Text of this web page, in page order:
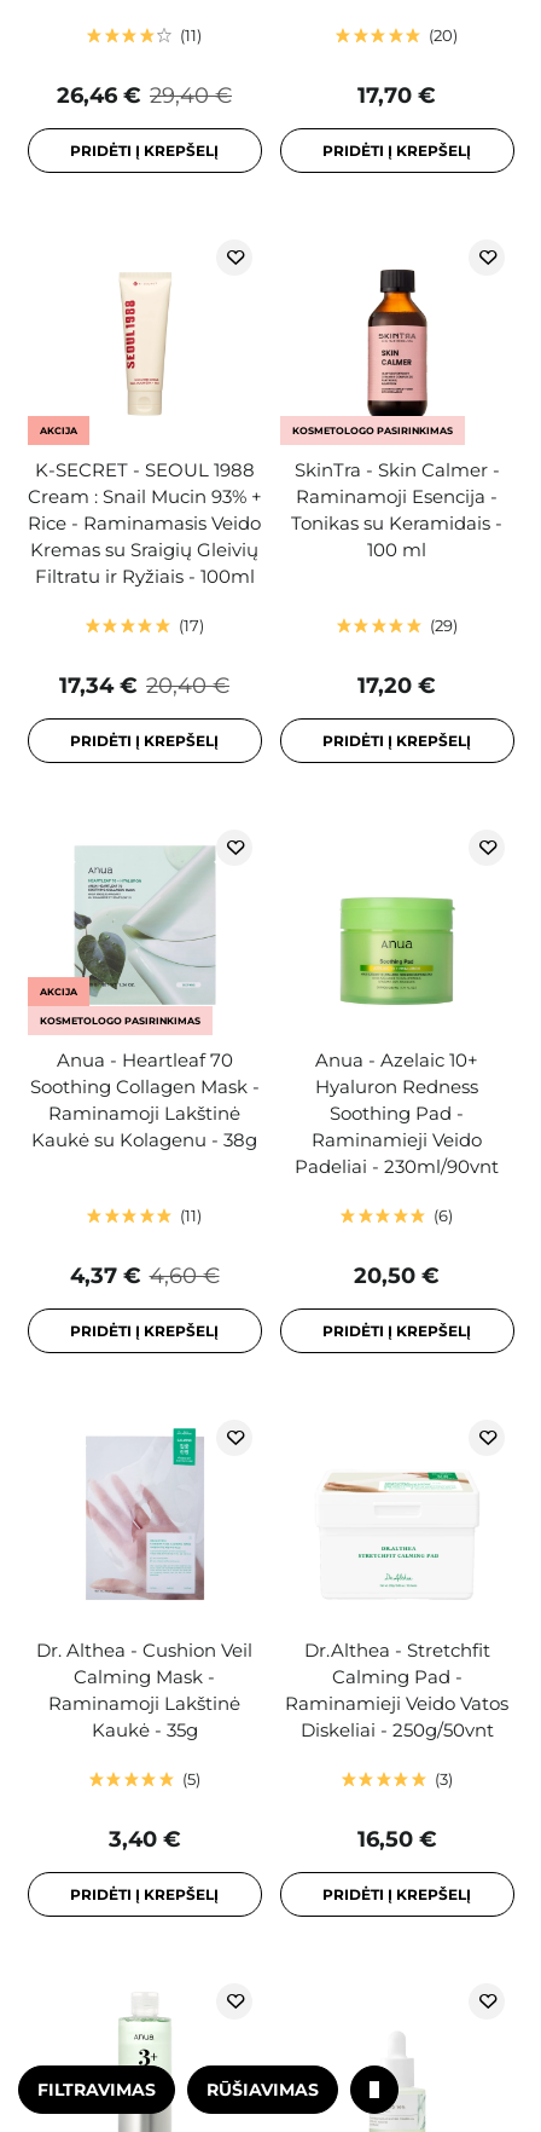
11
29,40 €
26,46 €
PRIDĖTI Į KREPŠELĮ
20
17,70 €
PRIDĖTI Į KREPŠELĮ
AKCIJA
K-SECRET - SEOUL 1988
Cream : Snail Mucin 93% +
Rice - Raminamasis Veido
Kremas su Sraigių Gleivių
Filtratu ir Ryžiais - 100ml
17
20,40 €
17,34 €
PRIDĖTI Į KREPŠELĮ
KOSMETOLOGO PASIRINKIMAS
SkinTra - Skin Calmer -
Raminamoji Esencija -
Tonikas su Keramidais -
100 ml
29
17,20 €
PRIDĖTI Į KREPŠELĮ
AKCIJA
KOSMETOLOGO PASIRINKIMAS
Anua - Heartleaf 70
Soothing Collagen Mask -
Raminamoji Lakštinė
Kaukė su Kolagenu - 38g
11
4,60 €
4,37 €
PRIDĖTI Į KREPŠELĮ
Anua - Azelaic 10+
Hyaluron Redness
Soothing Pad -
Raminamieji Veido
Padeliai - 230ml/90vnt
6
20,50 €
PRIDĖTI Į KREPŠELĮ
Dr. Althea - Cushion Veil
Calming Mask -
Raminamoji Lakštinė
Kaukė - 35g
5
3,40 €
PRIDĖTI Į KREPŠELĮ
Dr.Althea - Stretchfit
Calming Pad -
Raminamieji Veido Vatos
Diskeliai - 250g/50vnt
3
16,50 €
PRIDĖTI Į KREPŠELĮ
FILTRAVIMAS RŪŠIAVIMAS